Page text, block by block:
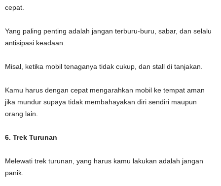
cepat.
Yang paling penting adalah jangan terburu-buru, sabar, dan selalu
antisipasi keadaan.
Misal, ketika mobil tenaganya tidak cukup, dan stall di tanjakan.
Kamu harus dengan cepat mengarahkan mobil ke tempat aman
jika mundur supaya tidak membahayakan diri sendiri maupun
orang lain.
6. Trek Turunan
Melewati trek turunan, yang harus kamu lakukan adalah jangan
panik.